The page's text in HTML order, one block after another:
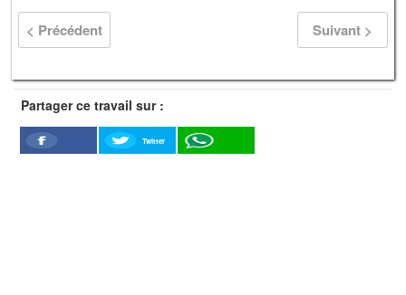
< Précédent Suivant >
Partager ce travail sur :
Facebook
Twitter